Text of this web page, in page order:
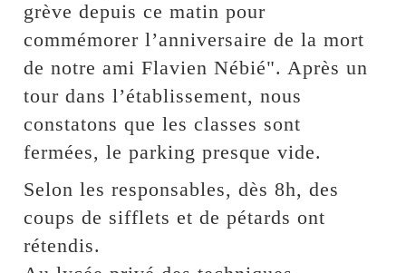
grève depuis ce matin pour
commémorer l’anniversaire de la mort
de notre ami Flavien Nébié". Après un
tour dans l’établissement, nous
constatons que les classes sont
fermées, le parking presque vide.
Selon les responsables, dès 8h, des
coups de sifflets et de pétards ont
rétendis.